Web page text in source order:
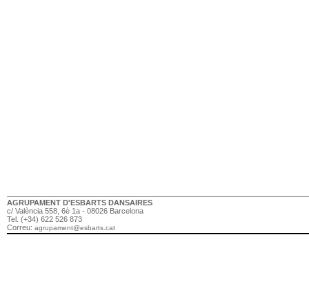
AGRUPAMENT D'ESBARTS DANSAIRES
c/ València 558, 6è 1a - 08026 Barcelona
Tel. (+34) 622 526 873
Correu: agrupament@esbarts.cat